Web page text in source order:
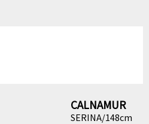
CALNAMUR
SERINA/148cm